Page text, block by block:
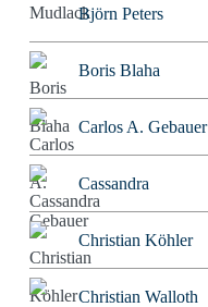
Björn Peters
Boris Blaha
Carlos A. Gebauer
Cassandra
Christian Köhler
Christian Walloth